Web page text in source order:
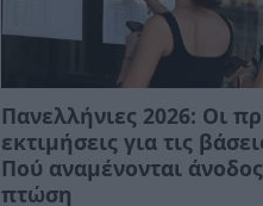
Πανελλήνιες 2026: Οι
εκτιμήσεις για τις
Πού αναμένονται
πτώση